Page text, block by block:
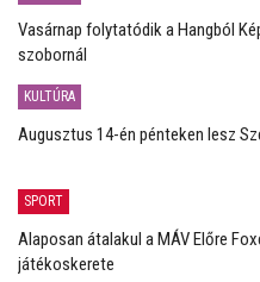
Vasárnap folytatódik a Hangból
szobornál
KULTÚRA
Augusztus 14-én pénteken lesz
SPORT
Alaposan átalakul a MÁV Előre
játékoskerete